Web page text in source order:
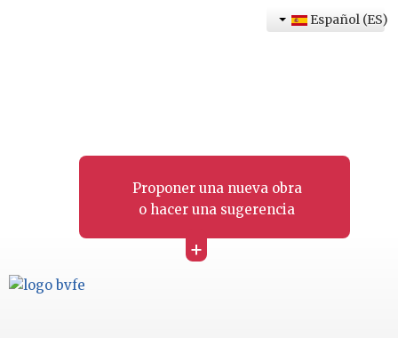
Proponer una nueva obra
o hacer una sugerencia
+
Español (ES)